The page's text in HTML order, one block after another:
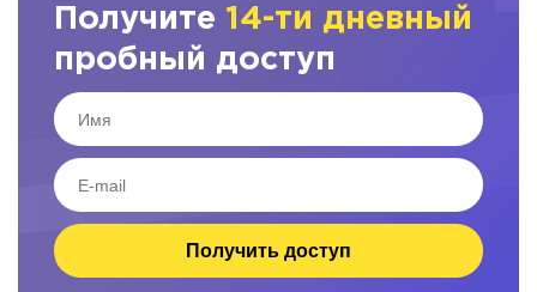
Получите 14-ти дневный
пробный доступ
Получить доступ